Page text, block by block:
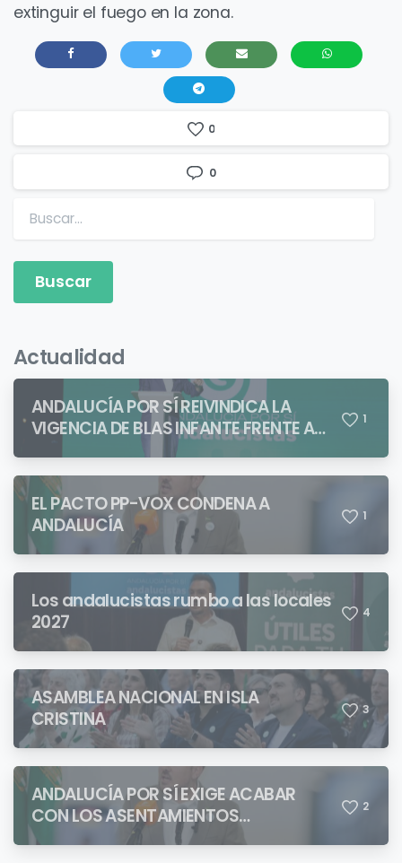
extinguir el fuego en la zona.
0
0
Buscar:
Actualidad
ANDALUCÍA POR SÍ REIVINDICA LA
VIGENCIA DE BLAS INFANTE FRENTE A
QUIENES PRETENDEN NEGAR LA
IDENTIDAD ANDALUZA
1
EL PACTO PP-VOX CONDENA A
ANDALUCÍA
1
Los andalucistas rumbo a las locales
2027
4
ASAMBLEA NACIONAL EN ISLA
CRISTINA
3
ANDALUCÍA POR SÍ EXIGE ACABAR
CON LOS ASENTAMIENTOS
CHABOLISTAS
2